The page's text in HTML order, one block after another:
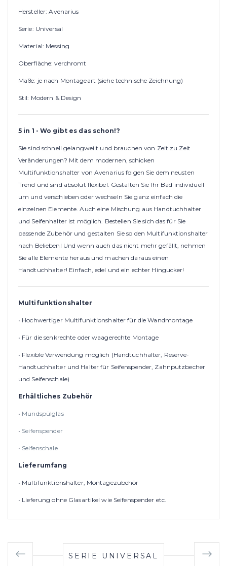
Hersteller: Avenarius
Serie: Universal
Material: Messing
Oberfläche: verchromt
Maße: je nach Montageart (siehe technische Zeichnung)
Stil: Modern & Design
5 in 1 - Wo gibt es das schon!?
Sie sind schnell gelangweilt und brauchen von Zeit zu Zeit
Veränderungen? Mit dem modernen, schicken
Multifunktionshalter von Avenarius folgen Sie dem neusten
Trend und sind absolut flexibel. Gestalten Sie Ihr Bad individuell
um und verschieben oder wechseln Sie ganz einfach die
einzelnen Elemente. Auch eine Mischung aus Handtuchhalter
und Seifenhalter ist möglich. Bestellen Sie sich das für Sie
passende Zubehör und gestalten Sie so den Multifunktionshalter
nach Belieben! Und wenn auch das nicht mehr gefällt, nehmen
Sie alle Elemente heraus und machen daraus einen
Handtuchhalter! Einfach, edel und ein echter Hingucker!
Multifunktionshalter
• Hochwertiger Multifunktionshalter für die Wandmontage
• Für die senkrechte oder waagerechte Montage
• Flexible Verwendung möglich (Handtuchhalter, Reserve-
Handtuchhalter und Halter für Seifenspender, Zahnputzbecher
und Seifenschale)
Erhältliches Zubehör
• Mundspülglas
• Seifenspender
• Seifenschale
Lieferumfang
• Multifunktionshalter, Montagezubehör
• Lieferung ohne Glasartikel wie Seifenspender etc.
SERIE UNIVERSAL